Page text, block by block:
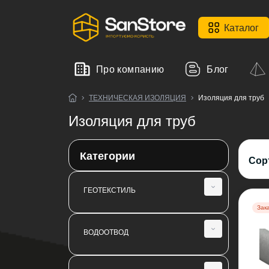
Каталог
Про компанию Блог
ТЕХНИЧЕСКАЯ ИЗОЛЯЦИЯ Изоляция для труб
Изоляция для труб
Категории
ГЕОТЕКСТИЛЬ
Геотекстиль иглопробивной SanGeo
Fibertex
ВОДООТВОД